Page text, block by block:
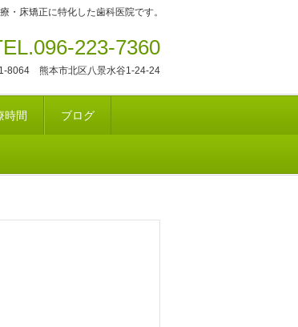
・床矯正に特化した歯科医院です。
223-7360
8064 熊本市北区八景水谷1-24-24
時間 ブログ